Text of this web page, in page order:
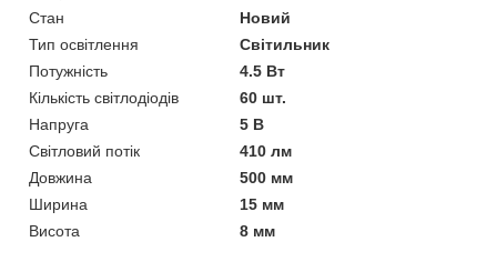
Стан
Новий
Тип освітлення
Світильник
Потужність
4.5 Вт
Кількість світлодіодів
60 шт.
Напруга
5 В
Світловий потік
410 лм
Довжина
500 мм
Ширина
15 мм
Висота
8 мм